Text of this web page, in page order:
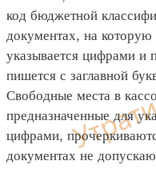
код бюджетной
документах, на которую
указывается цифрами
пишется с заглавной
Свободные места в
предназначенные для
цифрами,
документах не